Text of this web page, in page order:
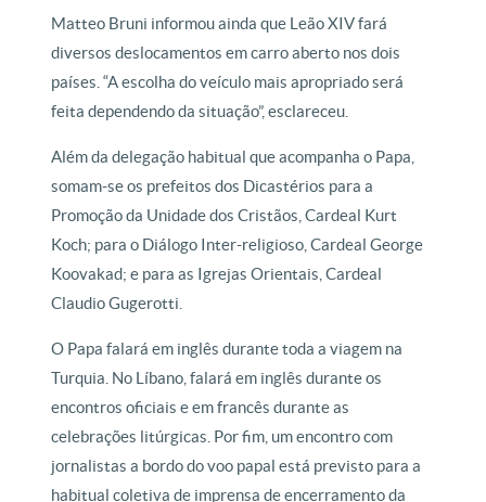
Matteo Bruni informou ainda que Leão XIV fará
diversos deslocamentos em carro aberto nos dois
países. “A escolha do veículo mais apropriado será
feita dependendo da situação”, esclareceu.
Além da delegação habitual que acompanha o Papa,
somam-se os prefeitos dos Dicastérios para a
Promoção da Unidade dos Cristãos, Cardeal Kurt
Koch; para o Diálogo Inter-religioso, Cardeal George
Koovakad; e para as Igrejas Orientais, Cardeal
Claudio Gugerotti.
O Papa falará em inglês durante toda a viagem na
Turquia. No Líbano, falará em inglês durante os
encontros oficiais e em francês durante as
celebrações litúrgicas. Por fim, um encontro com
jornalistas a bordo do voo papal está previsto para a
habitual coletiva de imprensa de encerramento da